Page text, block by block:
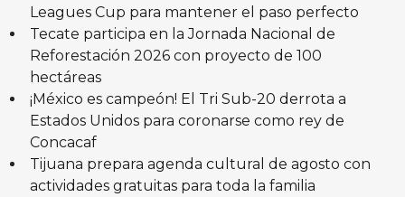
Leagues Cup para mantener el paso perfecto
Tecate participa en la Jornada Nacional de
Reforestación 2026 con proyecto de 100
hectáreas
¡México es campeón! El Tri Sub-20 derrota a
Estados Unidos para coronarse como rey de
Concacaf
Tijuana prepara agenda cultural de agosto con
actividades gratuitas para toda la familia